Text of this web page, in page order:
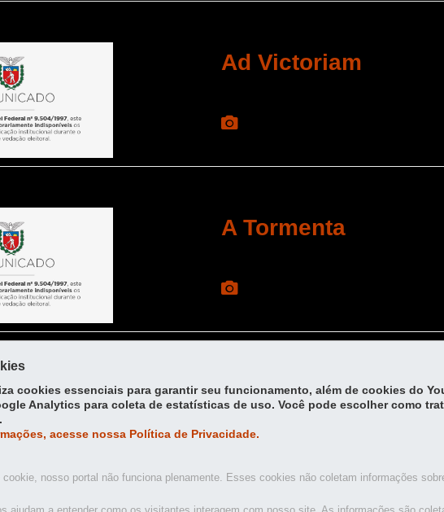
Ad Victoriam
A Tormenta
Carregar mais
cookies essenciais para garantir seu funcionamento, além de cookies do
Analytics para coleta de estatísticas de uso. Você pode escolher como
acesse nossa Política de Privacidade.
nosso portal não funciona plenamente. Esses cookies não coletam informações